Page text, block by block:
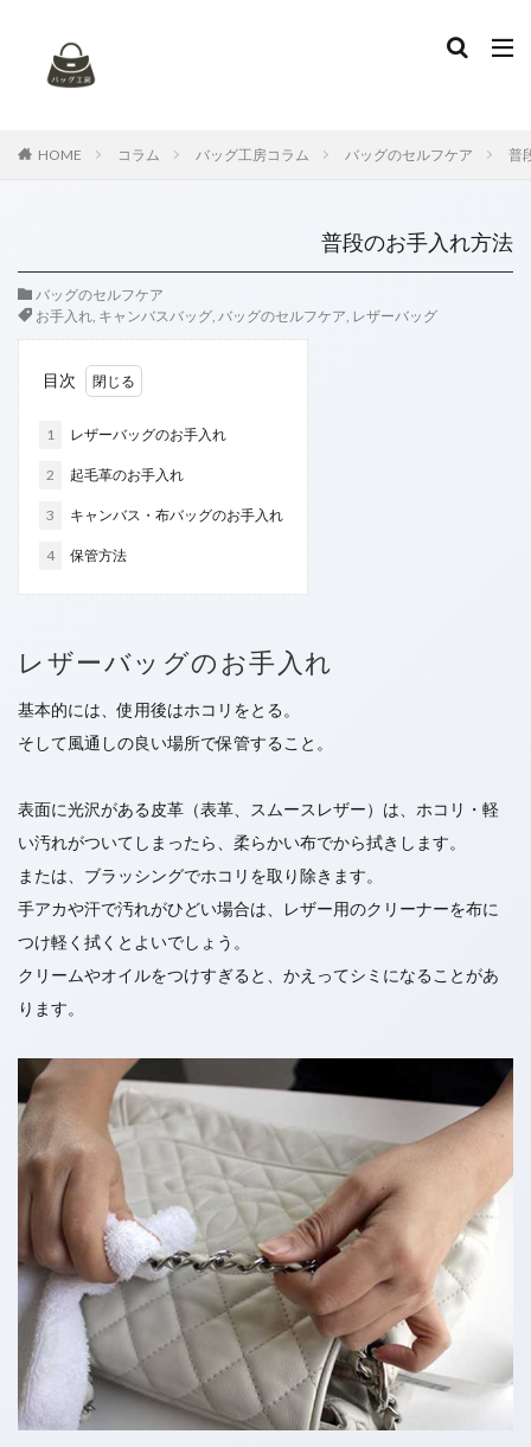
HOME コラム バッグ工房コラム バッグのセルフケア 普
普段のお手入れ方法
バッグのセルフケア
お手入れ, キャンバスバッグ, バッグのセルフケア, レザーバッグ
目次
1 レザーバッグのお手入れ
2 起毛革のお手入れ
3 キャンバス・布バッグのお手入れ
4 保管方法
レザーバッグのお手入れ
基本的には、使用後はホコリをとる。
そして風通しの良い場所で保管すること。
表面に光沢がある皮革（表革、スムースレザー）は、ホコリ・軽
い汚れがついてしまったら、柔らかい布でから拭きします。
または、ブラッシングでホコリを取り除きます。
手アカや汗で汚れがひどい場合は、レザー用のクリーナーを布に
つけ軽く拭くとよいでしょう。
クリームやオイルをつけすぎると、かえってシミになることがあ
ります。
タグ
エナメルバッグ
エナメル再加工
エルメス
コーヒーのシミ
ゴヤール
シミ抜き
トリーバーチ
トートバッグ
ハイブランド
ハンドル修理
バッグのセルフケア
ブリーフケース
ボッテガヴェネタ
マトラッセ
ミュウミュウ
ルイヴィトン
レザークリーニング
ヴェルニ
染め替え 特殊漂白